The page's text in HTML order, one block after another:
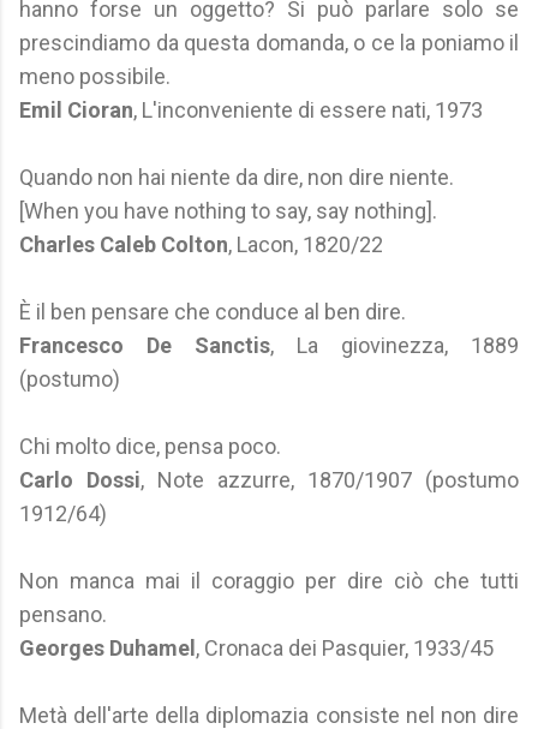
hanno forse un oggetto? Si può parlare solo se
prescindiamo da questa domanda, o ce la poniamo il
meno possibile.
Emil Cioran, L'inconveniente di essere nati, 1973
Quando non hai niente da dire, non dire niente.
[When you have nothing to say, say nothing].
Charles Caleb Colton, Lacon, 1820/22
È il ben pensare che conduce al ben dire.
Francesco De Sanctis, La giovinezza, 1889
(postumo)
Chi molto dice, pensa poco.
Carlo Dossi, Note azzurre, 1870/1907 (postumo
1912/64)
Non manca mai il coraggio per dire ciò che tutti
pensano.
Georges Duhamel , Cronaca dei Pasquier, 1933/45
Metà dell'arte della diplomazia consiste nel non dire